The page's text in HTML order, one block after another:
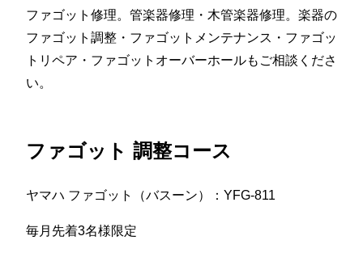
ファゴット修理。管楽器修理・木管楽器修理。楽器の
ファゴット調整・ファゴットメンテナンス・ファゴッ
トリペア・ファゴットオーバーホールもご相談くださ
い。
ファゴット 調整コース
ヤマハ ファゴット（バスーン）：YFG-811
毎月先着3名様限定